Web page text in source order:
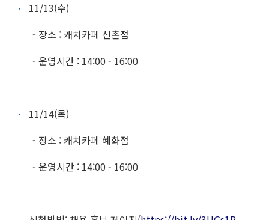
11/13(수)
- 장소 : 캐치카페 신촌점
- 운영시간 : 14:00 - 16:00
11/14(목)
- 장소 : 캐치카페 혜화점
- 운영시간 : 14:00 - 16:00